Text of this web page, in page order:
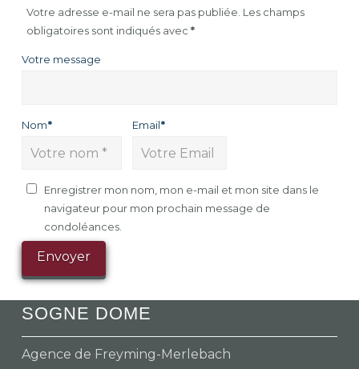
Votre adresse e-mail ne sera pas publiée. Les champs
obligatoires sont indiqués avec*
Votre message
Nom* Email*
Enregistrer mon nom, mon e-mail et mon site dans le
navigateur pour mon prochain message de
condoléances.
SOGNE DOME
Agence de Freyming-Merlebach